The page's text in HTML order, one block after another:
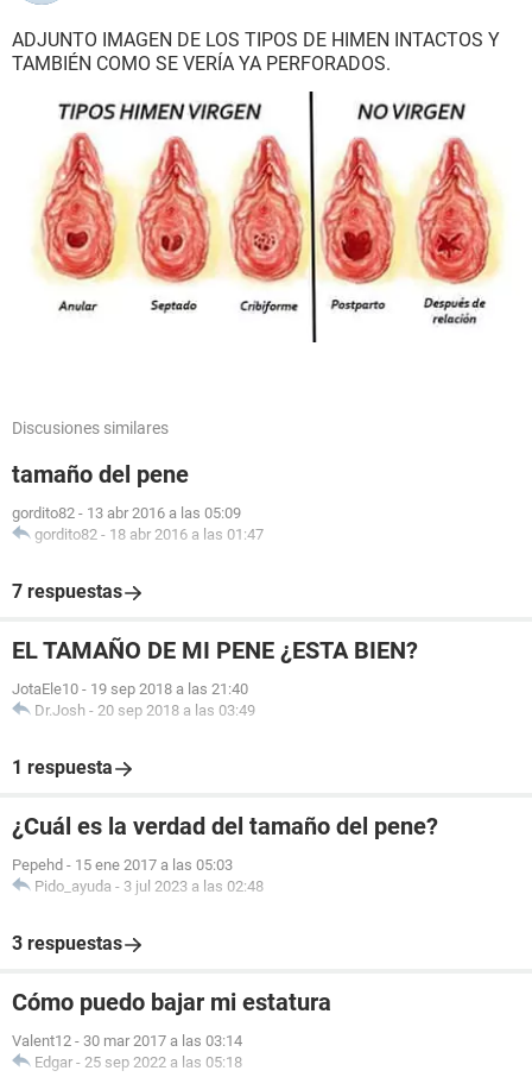
ADJUNTO IMAGEN DE LOS TIPOS DE HIMEN INTACTOS Y
TAMBIÉN COMO SE VERÍA YA PERFORADOS.
Discusiones similares
tamaño del pene
gordito82 - 13 abr 2016 a las 05:09
gordito82 - 18 abr 2016 a las 01:47
7 respuestas
EL TAMAÑO DE MI PENE ¿ESTA BIEN?
JotaEle10 - 19 sep 2018 a las 21:40
Dr.Josh - 20 sep 2018 a las 03:49
1 respuesta
¿Cuál es la verdad del tamaño del pene?
Pepehd - 15 ene 2017 a las 05:03
Pido_ayuda - 3 jul 2023 a las 02:48
3 respuestas
Cómo puedo bajar mi estatura
Valent12 - 30 mar 2017 a las 03:14
Edgar - 25 sep 2022 a las 05:18